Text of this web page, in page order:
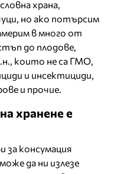
храна,
но ако потърсим
в много от
до плодове,
които не са ГМО,
и инсектициди,
и прочие.
хранене е
за консумация
да ни излезе